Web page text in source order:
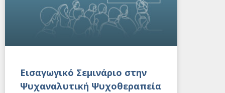
Εισαγωγικό Σεμινάριο στην
Ψυχαναλυτική Ψυχοθεραπεία